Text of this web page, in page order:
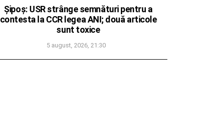
Șipoș: USR strânge semnături pentru a
contesta la CCR legea ANI; două articole
sunt toxice
5 august, 2026, 21:30